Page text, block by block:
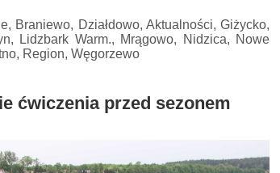
, Braniewo, Działdowo, Aktualności, Giżycko,
, Lidzbark Warm., Mrągowo, Nidzica, Nowe
, Region, Węgorzewo
ćwiczenia przed sezonem